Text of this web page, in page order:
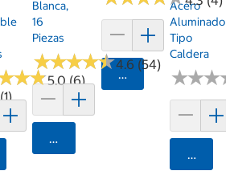
★★
★★5.0 (6)
Blanca,
16
Piezas
★★★★★
★★★★★4.6 (54)
Agregar
Agregar
Acero
Aluminado
Tipo
Caldera
★★★
★★★